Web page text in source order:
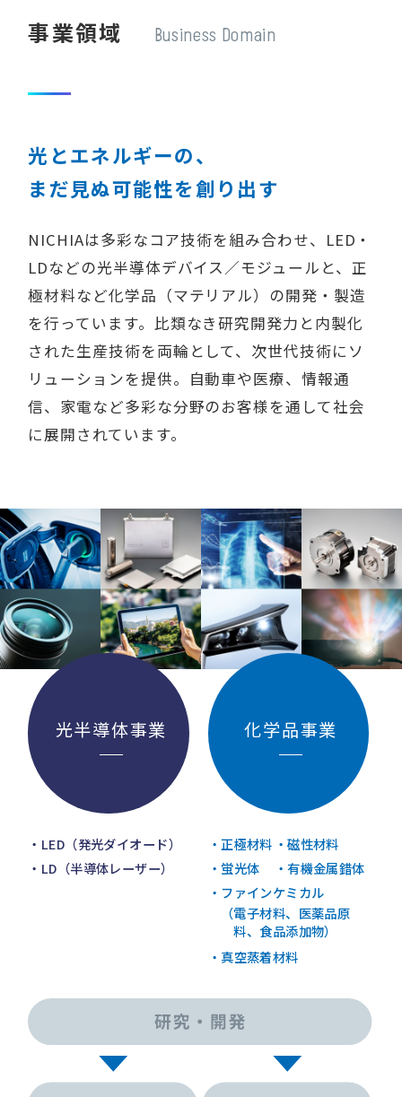
事業領域 Business Domain
光とエネルギーの、
まだ見ぬ可能性を創り出す
NICHIAは多彩なコア技術を組み合わせ、LED・
LDなどの光半導体デバイス／モジュールと、正
極材料など化学品（マテリアル）の開発・製造
を行っています。比類なき研究開発力と内製化
された生産技術を両輪として、次世代技術にソ
リューションを提供。自動車や医療、情報通
信、家電など多彩な分野のお客様を通して社会
に展開されています。
光半導体事業
LED（発光ダイオード）
LD（半導体レーザー）
化学品事業
正極材料
磁性材料
蛍光体
有機金属錯体
ファインケミカル
（電子材料、医薬品原
料、食品添加物）
真空蒸着材料